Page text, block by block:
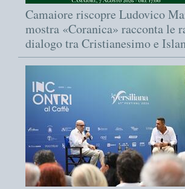
Camaiore riscopre Ludovico
mostra «Coranica» racconta le
dialogo tra Cristianesimo e